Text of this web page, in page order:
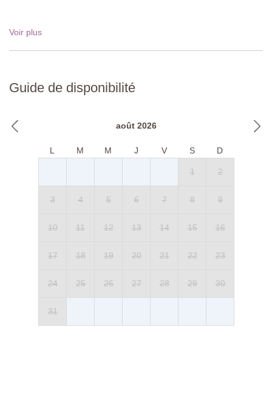
Voir plus
Guide de disponibilité
août 2026
L M M J V S D
1 2
3 4 5 6 7 8 9
10 11 12 13 14 15 16
17 18 19 20 21 22 23
24 25 26 27 28 29 30
31